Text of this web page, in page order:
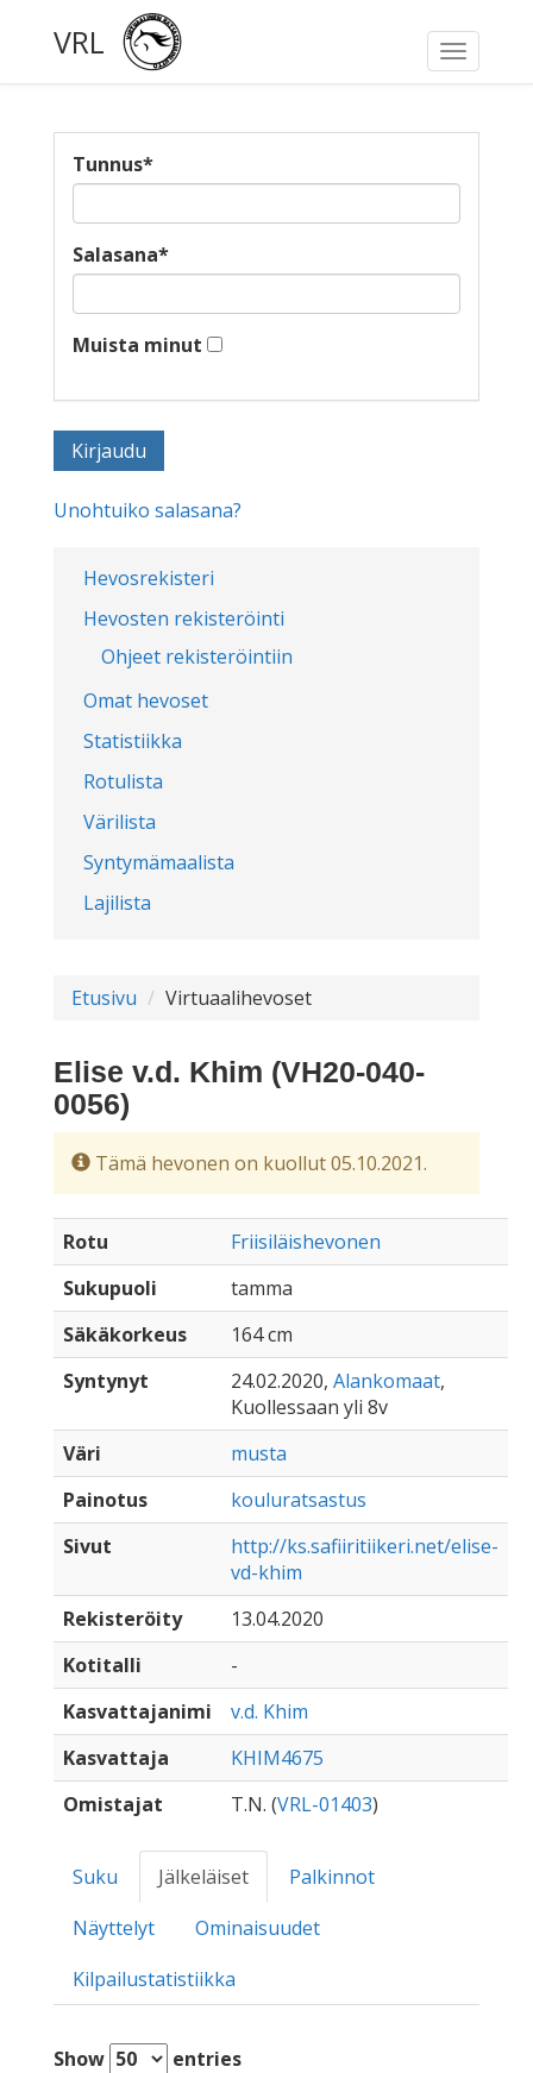
Toggle
VRL
Hevosrekisteri
Hevosten rekisteröinti
Ohjeet rekisteröintiin
Omat hevoset
Statistiikka
Rotulista
Värilista
Syntymämaalista
Lajilista
Tunnus*
Salasana*
Muista minut
Unohtuiko salasana?
Etusivu Virtuaalihevoset
Elise v.d. Khim (VH20-040-
0056)
Tämä hevonen on kuollut 05.10.2021.
Rotu
Friisiläishevonen
Sukupuoli
tamma
Säkäkorkeus
164 cm
Syntynyt
24.02.2020, Alankomaat,
Kuollessaan yli 8v
Väri
musta
Painotus
kouluratsastus
Sivut
http://ks.safiiritiikeri.net/elise-
vd-khim
Rekisteröity
13.04.2020
Kotitalli
-
Kasvattajanimi
v.d. Khim
Kasvattaja
KHIM4675
Omistajat
T.N. (VRL-01403)
Suku Jälkeläiset
Palkinnot
Näyttelyt
Ominaisuudet
Kilpailustatistiikka
Show
entries